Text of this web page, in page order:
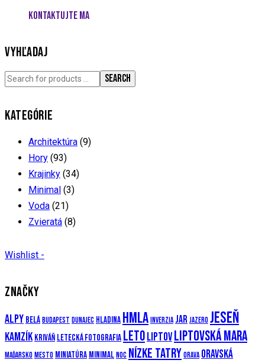
KONTAKTUJTE MA
VYHĽADAJ
SEARCH
KATEGÓRIE
Architektúra (9)
Hory (93)
Krajinky (34)
Minimal (3)
Voda (21)
Zvieratá (8)
Wishlist -
ZNAČKY
Alpy BeláBudapest Dunajec Hladina HmlaInverzia Jar JazeroJeseň
Kamzík Kriváň Letecká fotografia LetoLiptovLiptovská mara
MaďarskoMesto Miniatúra MinimalNoc Nízke TatryOrava Oravská